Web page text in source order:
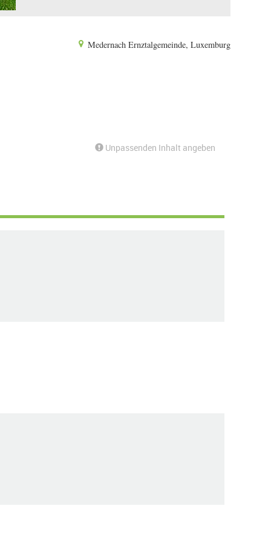
Medernach Ernztalgemeinde, Luxemburg
Unpassenden Inhalt angeben